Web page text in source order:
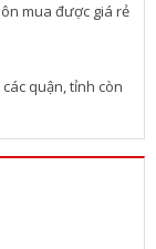
mua được giá rẻ
quận, tỉnh còn